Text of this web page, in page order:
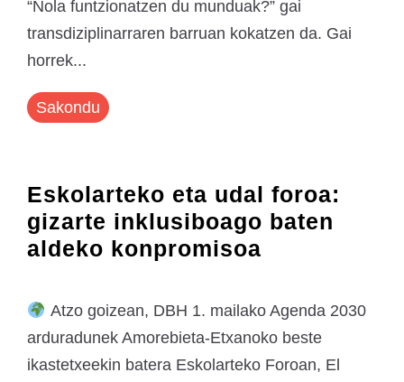
“Nola funtzionatzen du munduak?” gai
transdiziplinarraren barruan kokatzen da. Gai
horrek...
Sakondu
Eskolarteko eta udal foroa:
gizarte inklusiboago baten
aldeko konpromisoa
Atzo goizean, DBH 1. mailako Agenda 2030
arduradunek Amorebieta-Etxanoko beste
ikastetxeekin batera Eskolarteko Foroan, El